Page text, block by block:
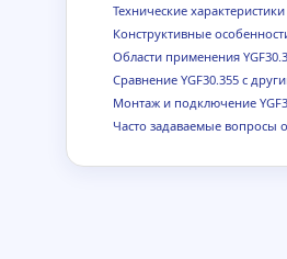
Технические
Конструктивные
Области применения
Сравнение YGF30.355 с
Монтаж и подключение
Часто задаваемые вопросы о